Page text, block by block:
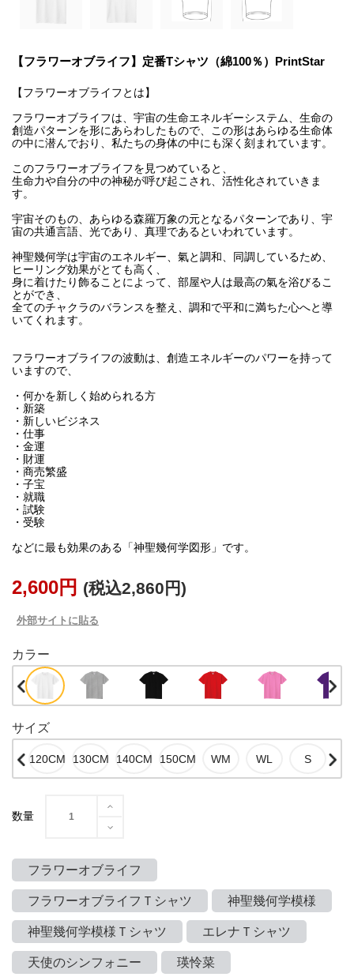
【フラワーオブライフ】定番Tシャツ（綿100％）PrintStar
【フラワーオブライフとは】
フラワーオブライフは、宇宙の生命エネルギーシステム、生命の
創造パターンを形にあらわしたもので、この形はあらゆる生命体
の中に潜んでおり、私たちの身体の中にも深く刻まれています。
このフラワーオブライフを見つめていると、
生命力や自分の中の神秘が呼び起こされ、活性化されていきま
す。
宇宙そのもの、あらゆる森羅万象の元となるパターンであり、宇
宙の共通言語、光であり、真理であるといわれています。
神聖幾何学は宇宙のエネルギー、氣と調和、同調しているため、
ヒーリング効果がとても高く、
身に着けたり飾ることによって、部屋や人は最高の氣を浴びるこ
とができ、
全てのチャクラのバランスを整え、調和で平和に満ちた心へと導
いてくれます。
フラワーオブライフの波動は、創造エネルギーのパワーを持って
いますので、
・何かを新しく始められる方
・新築
・新しいビジネス
・仕事
・金運
・財運
・商売繁盛
・子宝
・就職
・試験
・受験
などに最も効果のある「神聖幾何学図形」です。
2,600円 (税込2,860円)
外部サイトに貼る
カラー
サイズ
数量
フラワーオブライフ
フラワーオブライフＴシャツ 神聖幾何学模様
神聖幾何学模様Ｔシャツ エレナＴシャツ
天使のシンフォニー 瑛怜菜